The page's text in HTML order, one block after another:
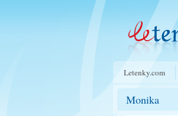
Letenky.com
Monika